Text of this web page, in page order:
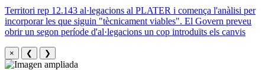
Territori rep 12.143 al·legacions al PLATER i comença l'anàlisi per
incorporar les que siguin "tècnicament viables". El Govern preveu
obrir un segon període d'al·legacions un cop introduïts els canvis
× ❮ ❯